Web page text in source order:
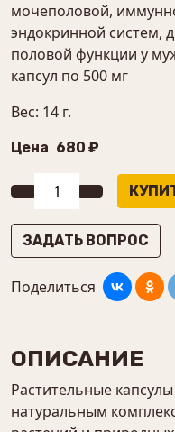
мочеполовой,
эндокринной систем,
половой функции у
капсул по 500 мг
Вес: 14 г.
Цена 680 ₽
ЗАДАТЬ ВОПРОС
Поделиться
ОПИСАНИЕ
Растительные капсулы
натуральным